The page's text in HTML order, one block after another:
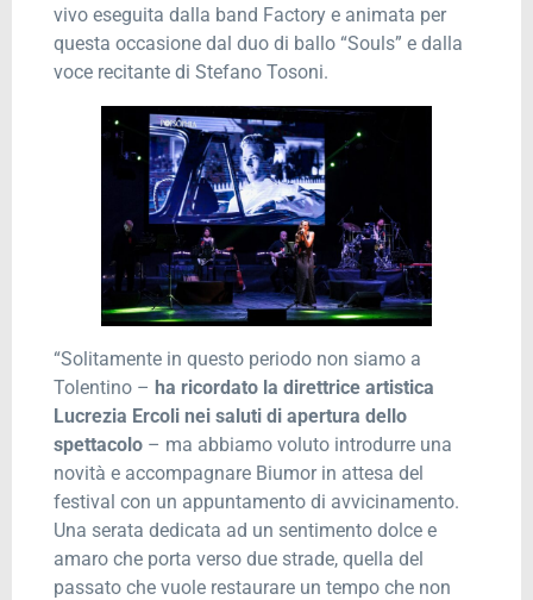
vivo eseguita dalla band Factory e animata per
questa occasione dal duo di ballo “Souls” e dalla
voce recitante di Stefano Tosoni.
“Solitamente in questo periodo non siamo a
Tolentino – ha ricordato la direttrice artistica
Lucrezia Ercoli nei saluti di apertura dello
spettacolo – ma abbiamo voluto introdurre una
novità e accompagnare Biumor in attesa del
festival con un appuntamento di avvicinamento.
Una serata dedicata ad un sentimento dolce e
amaro che porta verso due strade, quella del
passato che vuole restaurare un tempo che non